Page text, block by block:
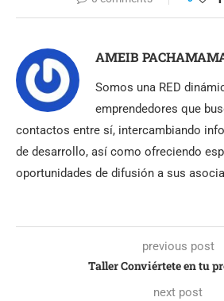
AMEIB
Somos una RED
emprendedores que
contactos entre sí, intercambiando
de desarrollo, así como ofreciendo
oportunidades de difusión a sus
previous post
Taller Conviértete en tu
next post